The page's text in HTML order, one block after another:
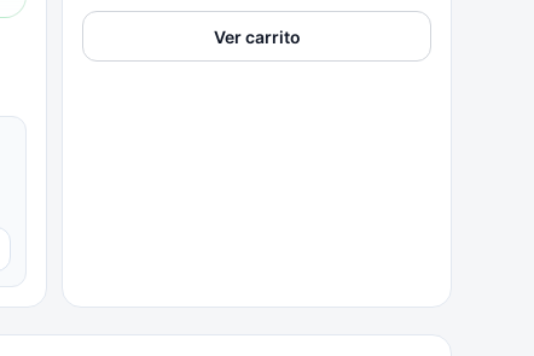
Ver carrito